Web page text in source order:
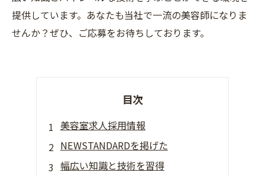
提供しています。あなたも当社で一流の美容師になりま
せんか？ぜひ、ご応募をお待ちしております。
目次
美容室求人採用情報
NEWSTANDARDを掲げた
幅広い知識と技術を習得